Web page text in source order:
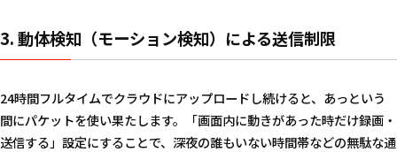
3. 動体検知（モーション検知）による送信制限
24時間フルタイムでクラウドにアップロードし続けると、あっという
間にパケットを使い果たします。「画面内に動きがあった時だけ録画・
送信する」設定にすることで、深夜の誰もいない時間帯などの無駄な通